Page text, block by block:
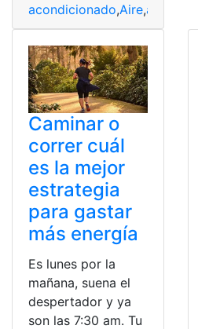
acondicionado,Aire,
Caminar o
correr cuál
es la mejor
estrategia
para gastar
más energía
Es lunes por la
mañana, suena el
despertador y ya
son las 7:30 am. Tu